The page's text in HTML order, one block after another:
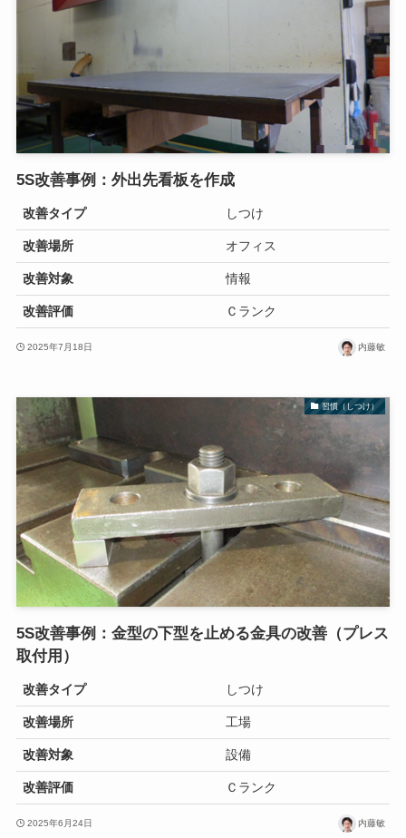
5S改善事例：外出先看板を作成
改善タイプ しつけ
改善場所 オフィス
改善対象 情報
改善評価 Ｃランク
2025年7月18日 内藤敏
習慣（しつけ）
5S改善事例：金型の下型を止める金具の改善（プレス
取付用）
改善タイプ しつけ
改善場所 工場
改善対象 設備
改善評価 Ｃランク
2025年6月24日 内藤敏